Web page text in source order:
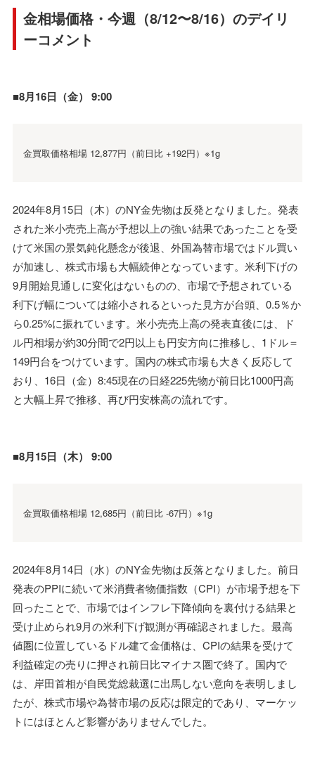
金相場価格・今週（8/12〜8/16）のデイリ
ーコメント
■8月16日（金） 9:00
金買取価格相場 12,877円（前日比 +192円）※1g
2024年8月15日（木）のNY金先物は反発となりました。発表
された米小売売上高が予想以上の強い結果であったことを受
けて米国の景気鈍化懸念が後退、外国為替市場ではドル買い
が加速し、株式市場も大幅続伸となっています。米利下げの
9月開始見通しに変化はないものの、市場で予想されている
利下げ幅については縮小されるといった見方が台頭、0.5％か
ら0.25%に振れています。米小売売上高の発表直後には、ド
ル円相場が約30分間で2円以上も円安方向に推移し、1ドル＝
149円台をつけています。国内の株式市場も大きく反応して
おり、16日（金）8:45現在の日経225先物が前日比1000円高
と大幅上昇で推移、再び円安株高の流れです。
■8月15日（木） 9:00
金買取価格相場 12,685円（前日比 -67円）※1g
2024年8月14日（水）のNY金先物は反落となりました。前日
発表のPPIに続いて米消費者物価指数（CPI）が市場予想を下
回ったことで、市場ではインフレ下降傾向を裏付ける結果と
受け止められ9月の米利下げ観測が再確認されました。最高
値圏に位置しているドル建て金価格は、CPIの結果を受けて
利益確定の売りに押され前日比マイナス圏で終了。国内で
は、岸田首相が自民党総裁選に出馬しない意向を表明しまし
たが、株式市場や為替市場の反応は限定的であり、マーケッ
トにはほとんど影響がありませんでした。